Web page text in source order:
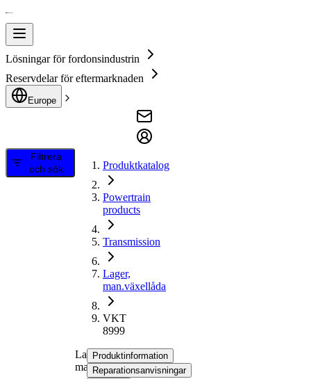
Lösningar för fordonsindustrin
Reservdelar för eftermarknaden
Europe
Filtrera
och sök
Produktkatalog
Powertrain
products
Transmission
Lager,
man.växellåda
VKT
8999
Lager,
man.växellåda
Produktinformation
Reparationsanvisningar